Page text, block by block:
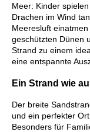
Meer: Kinder
Drachen im Wind
Meeresluft
geschützten Dünen
Strand zu einem
eine entspannte
Ein Strand wie
Der breite
und ein perfekter
Besonders für